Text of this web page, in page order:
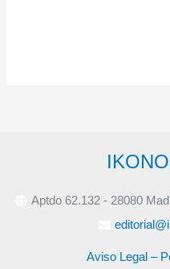
Aptdo 62.132 - 28080
Aviso Legal –